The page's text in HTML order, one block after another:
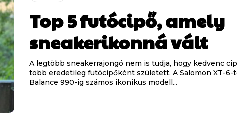
Top 5 futócipő, amely
sneakerikonná vált
A legtöbb sneakerrajongó nem is tudja, hogy kedvenc
több eredetileg futócipőként született. A Salomon XT-6-
Balance 990-ig számos ikonikus modell...